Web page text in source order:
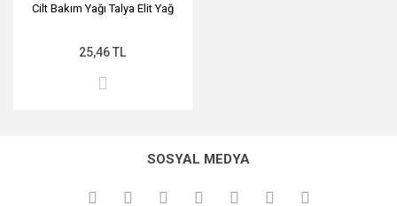
Cilt Bakım Yağı Talya Elit Yağ
25,46 TL
SOSYAL MEDYA